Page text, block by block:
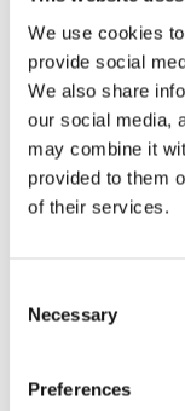
We use cookies
provide social
We also share
our social media,
may combine it
provided to them
of their services.
Selection
Necessary
Preferences
A軸測量精度
C軸測量精度
A軸轉動範圍 [°]
重量 [kg]